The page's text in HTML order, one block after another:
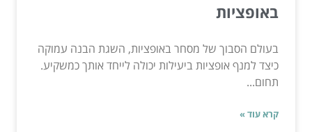
באופציות
בעולם הסבוך של מסחר באופציות, השגת הבנה עמוקה
כיצד למנף אופציות ביעילות יכולה לייחד אותך כמשקיע.
תחום...
קרא עוד »